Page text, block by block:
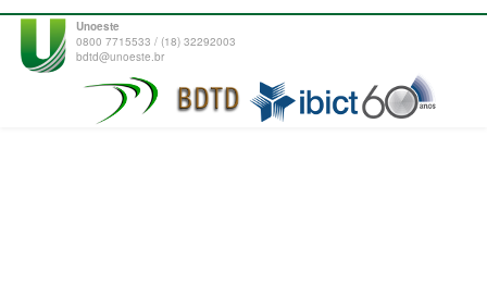
Unoeste
0800 7715533 / (18) 32292003
bdtd@unoeste.br